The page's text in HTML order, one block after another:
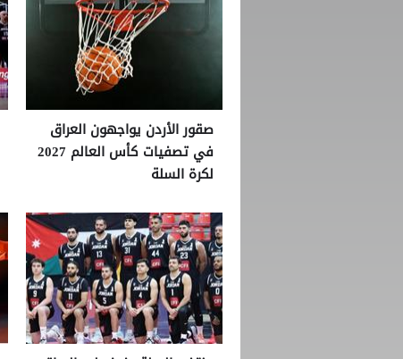
صقور الأردن يواجهون العراق
في تصفيات كأس العالم 2027
لكرة السلة